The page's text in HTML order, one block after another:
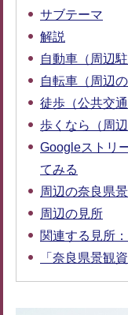
サブテーマ
解説
自動車（周辺
自転車（周辺
徒歩（公共交
歩くなら（周
Googleストリ
てみる
周辺の奈良県
周辺の見所
関連する見所
「奈良県景観